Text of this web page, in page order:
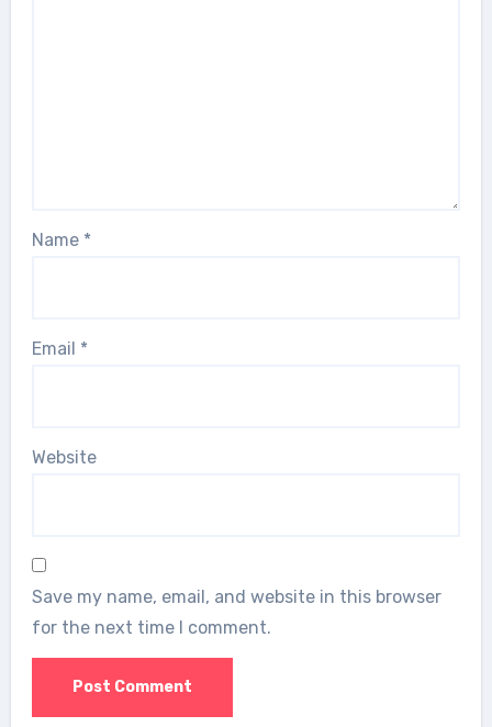
Name *
Email *
Website
Save my name, email, and website in this browser
for the next time I comment.